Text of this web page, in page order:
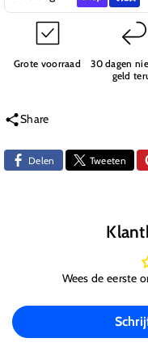
Buzz
Buzz
Grote voorraad
30 dagen
geld
Share
Delen Tweeten
Wees de eerste